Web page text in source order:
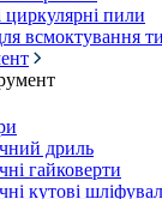
циркулярні пили
всмоктування
дриль
гайковерти
кутові